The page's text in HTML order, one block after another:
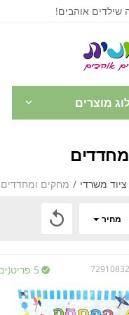
שילדים אוהבים!
מוצרים
ציוד משרדי / מחקים ומחדדים
מחיר 
5 פריט(ים) 